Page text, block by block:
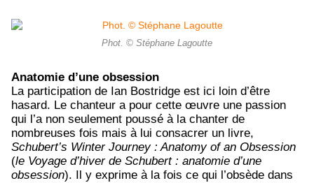
Phot. © Stéphane Lagoutte
Anatomie d’une obsession
La participation de Ian Bostridge est ici loin d’être
hasard. Le chanteur a pour cette œuvre une passion
qui l’a non seulement poussé à la chanter de
nombreuses fois mais à lui consacrer un livre,
Schubert’s Winter Journey : Anatomy of an Obsession
(le Voyage d’hiver de Schubert : anatomie d’une
obsession). Il y exprime à la fois ce qui l’obsède dans